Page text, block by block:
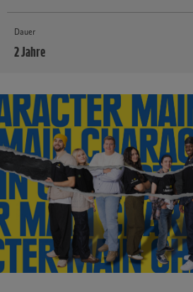
Dauer
2 Jahre